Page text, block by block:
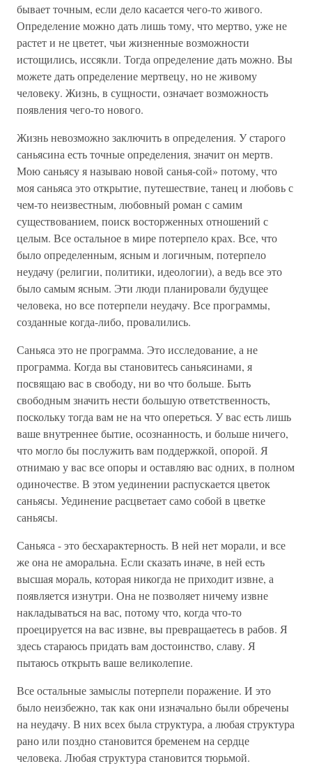
бывает точным, если дело касается чего-то живого.
Определение можно дать лишь тому, что мертво, уже не
растет и не цветет, чьи жизненные возможности
истощились, иссякли. Тогда определение дать можно. Вы
можете дать определение мертвецу, но не живому
человеку. Жизнь, в сущности, означает возможность
появления чего-то нового.
Жизнь невозможно заключить в определения. У старого
саньясина есть точные определения, значит он мертв.
Мою саньясу я называю новой санья-сой» потому, что
моя саньяса это открытие, путешествие, танец и любовь с
чем-то неизвестным, любовный роман с самим
существованием, поиск восторженных отношений с
целым. Все остальное в мире потерпело крах. Все, что
было определенным, ясным и логичным, потерпело
неудачу (религии, политики, идеологии), а ведь все это
было самым ясным. Эти люди планировали будущее
человека, но все потерпели неудачу. Все программы,
созданные когда-либо, провалились.
Саньяса это не программа. Это исследование, а не
программа. Когда вы становитесь саньясинами, я
посвящаю вас в свободу, ни во что больше. Быть
свободным значить нести большую ответственность,
поскольку тогда вам не на что опереться. У вас есть лишь
ваше внутреннее бытие, осознанность, и больше ничего,
что могло бы послужить вам поддержкой, опорой. Я
отнимаю у вас все опоры и оставляю вас одних, в полном
одиночестве. В этом уединении распускается цветок
саньясы. Уединение расцветает само собой в цветке
саньясы.
Саньяса - это бесхарактерность. В ней нет морали, и все
же она не аморальна. Если сказать иначе, в ней есть
высшая мораль, которая никогда не приходит извне, а
появляется изнутри. Она не позволяет ничему извне
накладываться на вас, потому что, когда что-то
проецируется на вас извне, вы превращаетесь в рабов. Я
здесь стараюсь придать вам достоинство, славу. Я
пытаюсь открыть ваше великолепие.
Все остальные замыслы потерпели поражение. И это
было неизбежно, так как они изначально были обречены
на неудачу. В них всех была структура, а любая структура
рано или поздно становится бременем на сердце
человека. Любая структура становится тюрьмой.